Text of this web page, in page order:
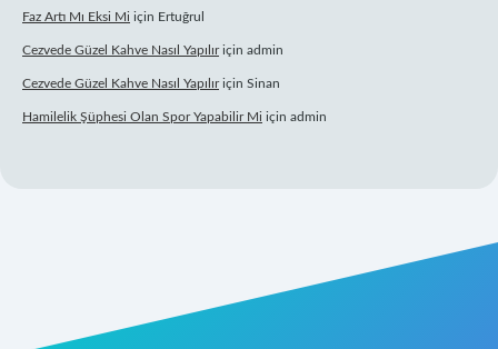
Faz Artı Mı Eksi Mi için Ertuğrul
Cezvede Güzel Kahve Nasıl Yapılıriçin admin
Cezvede Güzel Kahve Nasıl Yapılıriçin Sinan
Hamilelik Şüphesi Olan Spor Yapabilir Mi için admin